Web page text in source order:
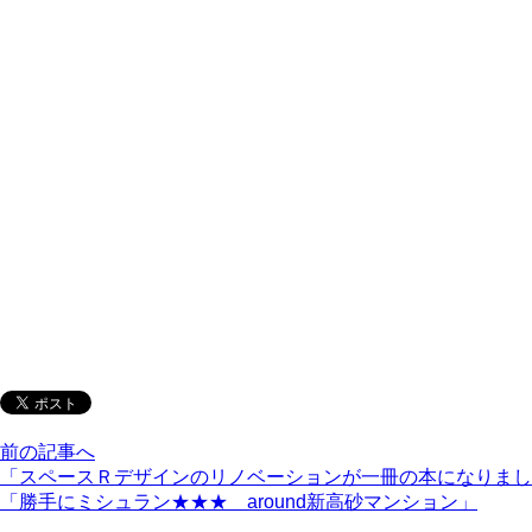
前の記事へ
「スペースＲデザインのリノベーションが一冊の本になりまし
「勝手にミシュラン★★★ around新高砂マンション」